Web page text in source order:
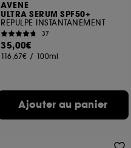
AVENE
ULTRA SERUM SPF50+
REPULPE INSTANTANÉMENT
37
35,00€
116,67€ / 100ml
Ajouter au panier